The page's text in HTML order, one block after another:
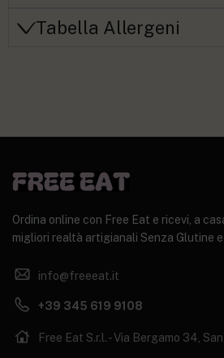
Tabella Allergeni
Ordina online con Free Eat e ricevi, a
migliori realtà artigianali Senza Glutine
info@freeeat.it
+39 345 619 9108
Free Eat S.r.l. - Via Bergamo 34,